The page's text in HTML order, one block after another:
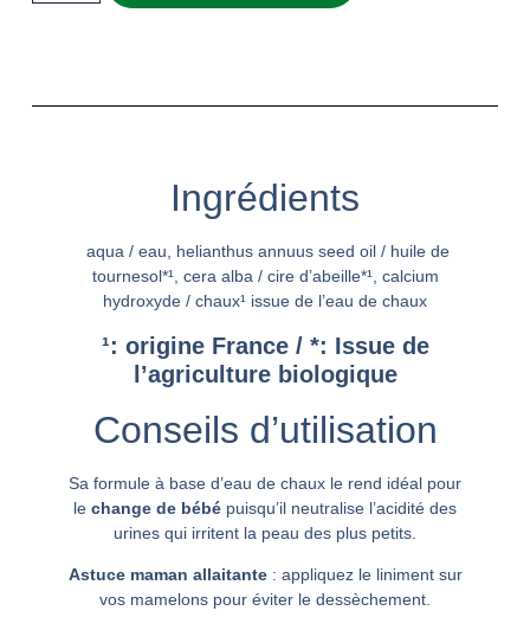
Ingrédients
aqua / eau, helianthus annuus seed oil /huile de
tournesol*¹, cera alba /cire d’abeille*¹, calcium
hydroxyde / chaux¹ issue de l’eau de chaux
¹: origine France / *: Issue de
l’agriculture biologique
Conseils d’utilisation
Sa formule à base d’eau de chaux le rend idéal pour
le change de bébé puisqu’il neutralise l’acidité des
urines qui irritent la peau des plus petits.
Astuce maman allaitante: appliquez le liniment sur
vos mamelons pour éviter le dessèchement.